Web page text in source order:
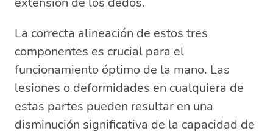
La correcta alineación de estos tres
componentes es crucial para el
funcionamiento óptimo de la mano. Las
lesiones o deformidades en cualquiera de
estas partes pueden resultar en una
disminución significativa de la capacidad de